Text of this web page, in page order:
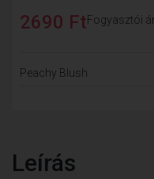
Fogyasztói ár
2690 Ft
Peachy Blush
Leírás